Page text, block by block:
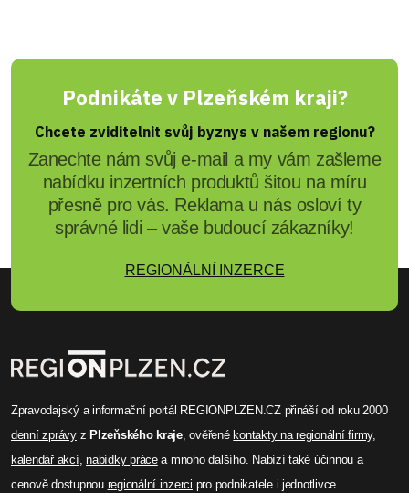
Podnikáte v Plzeňském kraji?
Chcete zviditelnit svůj byznys v našem regionu?
Zanechte nám svůj e-mail a my vám zašleme
nabídku inzertních produktů šitou na míru
přesně pro vás. Reklama u nás osloví ty
správné lidi – vaše budoucí zákazníky!
REGIONÁLNÍ INZERCE
Zpravodajský a informační portál REGIONPLZEN.CZ přináší od roku 2000
denní zprávyz Plzeňského kraje, ověřené kontakty na regionální firmy,
kalendář akcí,nabídky prácea mnoho dalšího. Nabízí také účinnou a
cenově dostupnou regionální inzerci pro podnikatele i jednotlivce.